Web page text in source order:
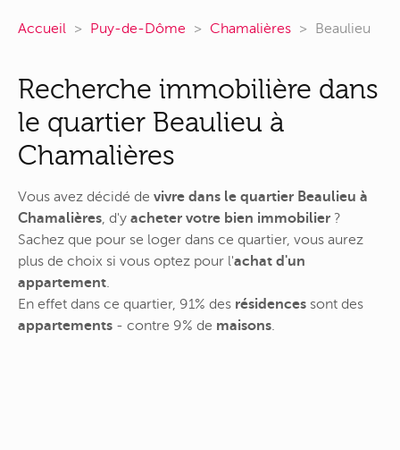
Accueil Puy-de-Dôme Chamalières Beaulieu
Recherche immobilière dans
le quartier Beaulieu à
Chamalières
Vous avez décidé de vivre dans le quartier Beaulieu à
Chamalières, d'y acheter votre bien immobilier ?
Sachez que pour se loger dans ce quartier, vous aurez
plus de choix si vous optez pour l'achat d'un
appartement.
En effet dans ce quartier, 91% des résidences sont des
appartements - contre 9% de maisons.